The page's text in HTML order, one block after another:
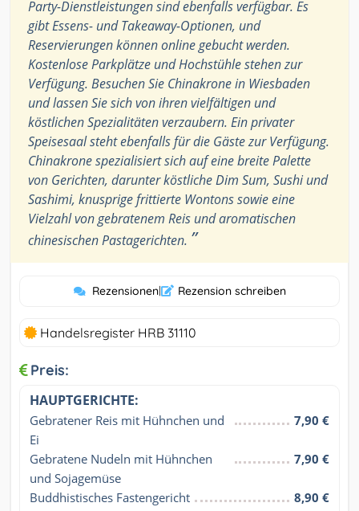
Party-Dienstleistungen sind ebenfalls verfügbar. Es
gibt Essens- und Takeaway-Optionen, und
Reservierungen können online gebucht werden.
Kostenlose Parkplätze und Hochstühle stehen zur
Verfügung. Besuchen Sie Chinakrone in Wiesbaden
und lassen Sie sich von ihren vielfältigen und
köstlichen Spezialitäten verzaubern. Ein privater
Speisesaal steht ebenfalls für die Gäste zur Verfügung.
Chinakrone spezialisiert sich auf eine breite Palette
von Gerichten, darunter köstliche Dim Sum, Sushi und
Sashimi, knusprige frittierte Wontons sowie eine
Vielzahl von gebratenem Reis und aromatischen
chinesischen Pastagerichten. ”
Rezensionen| Rezension schreiben
Handelsregister HRB 31110
Preis:
HAUPTGERICHTE:
Gebratener Reis mit Hühnchen und
Ei
7,90 €
Gebratene Nudeln mit Hühnchen
und Sojagemüse
7,90 €
Buddhistisches Fastengericht
8,90 €